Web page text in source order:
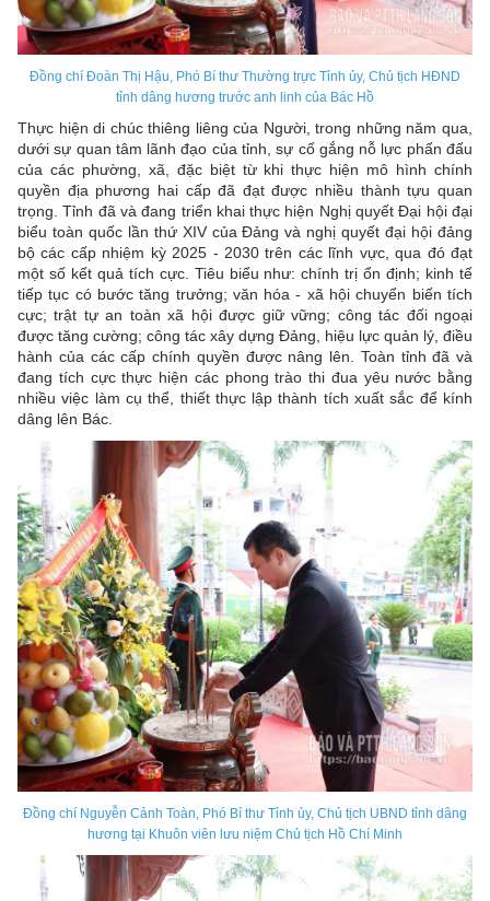
Đồng chí Đoàn Thị Hậu, Phó Bí thư Thường trực Tỉnh ủy, Chủ tịch HĐND
tỉnh dâng hương trước anh linh của Bác Hồ
Thực hiện di chúc thiêng liêng của Người, trong những năm qua,
dưới sự quan tâm lãnh đạo của tỉnh, sự cố gắng nỗ lực phấn đấu
của các phường, xã, đặc biệt từ khi thực hiện mô hình chính
quyền địa phương hai cấp đã đạt được nhiều thành tựu quan
trọng. Tỉnh đã và đang triển khai thực hiện Nghị quyết Đại hội đại
biểu toàn quốc lần thứ XIV của Đảng và nghị quyết đại hội đảng
bộ các cấp nhiệm kỳ 2025 - 2030 trên các lĩnh vực, qua đó đạt
một số kết quả tích cực. Tiêu biểu như: chính trị ổn định; kinh tế
tiếp tục có bước tăng trưởng; văn hóa - xã hội chuyển biến tích
cực; trật tự an toàn xã hội được giữ vững; công tác đối ngoại
được tăng cường; công tác xây dựng Đảng, hiệu lực quản lý, điều
hành của các cấp chính quyền được nâng lên. Toàn tỉnh đã và
đang tích cực thực hiện các phong trào thi đua yêu nước bằng
nhiều việc làm cụ thể, thiết thực lập thành tích xuất sắc để kính
dâng lên Bác.
Đồng chí Nguyễn Cảnh Toàn, Phó Bí thư Tỉnh ủy, Chủ tịch UBND tỉnh dâng
hương tại Khuôn viên lưu niệm Chủ tịch Hồ Chí Minh